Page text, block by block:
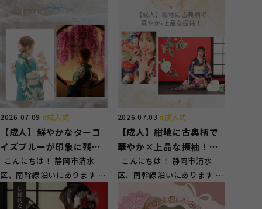
い看板が目印のスタジオガー
ネット草...
い看板が目印のスタジオガー
ネット草...
2026.07.09 #成人式
【成人】鮮やかなターコ
イズブルーが印象に残る
振袖！【清水区】
こんにちは！ 静岡市清水
区、南幹線沿いにあります 赤
い看板が目印のスタジオガー
ネット草...
2026.07.03#成人式
【成人】紺地に古典柄で
華やか×上品な振袖！
【清水区渋川】
こんにちは！ 静岡市清水
区、南幹線沿いにあります 赤
い看板が目印のスタジオガー
ネット草...